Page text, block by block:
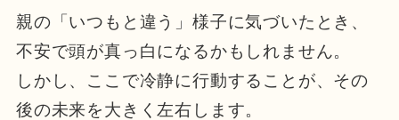
親の「いつもと違う」様子に気づいたとき、
不安で頭が真っ白になるかもしれません。
しかし、ここで冷静に行動することが、その
後の未来を大きく左右します。